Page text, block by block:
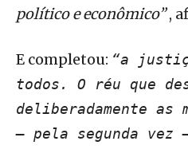
político e econômico”,
E completou: “a
todos. O réu que
deliberadamente as
— pela segunda vez